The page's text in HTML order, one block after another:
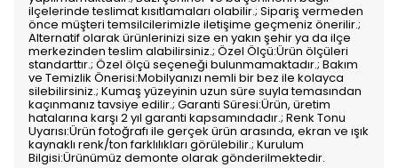
ilçelerinde teslimat kısıtlamaları olabilir.; Sipariş vermeden
önce müşteri temsilcilerimizle iletişime geçmeniz önerilir.;
Alternatif olarak ürünlerinizi size en yakın şehir ya da ilçe
merkezinden teslim alabilirsiniz.; Özel Ölçü:Ürün ölçüleri
standarttır.; Özel ölçü seçeneği bulunmamaktadır.; Bakım
ve Temizlik Önerisi:Mobilyanızı nemli bir bez ile kolayca
silebilirsiniz.; Kumaş yüzeyinin uzun süre suyla temasından
kaçınmanız tavsiye edilir.; Garanti Süresi:Ürün, üretim
hatalarına karşı 2 yıl garanti kapsamındadır.; Renk Tonu
Uyarısı:Ürün fotoğrafı ile gerçek ürün arasında, ekran ve ışık
kaynaklı renk/ton farklılıkları görülebilir.; Kurulum
Bilgisi:Ürünümüz demonte olarak gönderilmektedir.